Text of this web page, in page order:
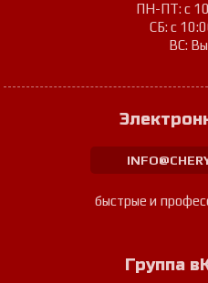
ПН-ПТ: с
СБ: с
ВС:
быстрые и
Группа